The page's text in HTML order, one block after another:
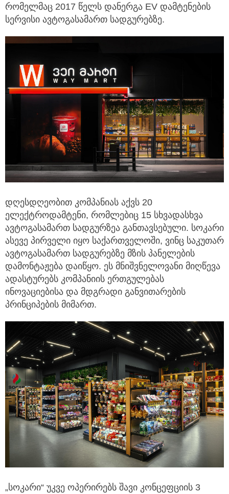
რომელმაც 2017 წელს დანერგა EV დამტენების
სერვისი ავტოგასამართ სადგურებზე.
დღესდღეობით კომპანიას აქვს 20
ელექტროდამტენი, რომლებიც 15 სხვადასხვა
ავტოგასამართ სადგურზეა განთავსებული. სოკარი
ასევე პირველი იყო საქართველოში, ვინც საკუთარ
ავტოგასამართ სადგურებზე მზის პანელების
დამონტაჟება დაიწყო. ეს მნიშვნელოვანი მიღწევა
ადასტურებს კომპანიის ერთგულებას
ინოვაციებისა და მდგრადი განვითარების
პრინციპების მიმართ.
„სოკარი“ უკვე ოპერირებს შავი კონცეფციის 3